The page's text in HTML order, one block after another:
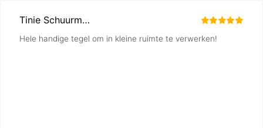
Tinie Schuurman
Hele handige tegel om in kleine ruimte te verwerken!